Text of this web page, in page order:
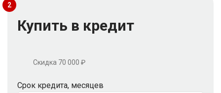
2
Купить в кредит
Скидка 70 000 ₽
Срок кредита, месяцев